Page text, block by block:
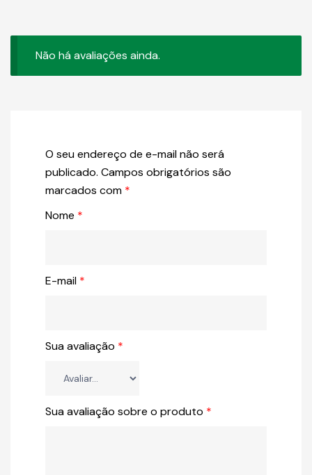
Não há avaliações ainda.
O seu endereço de e-mail não será
publicado. Campos obrigatórios são
marcados com *
Sua avaliação *
Sua avaliação sobre o produto *
Nome *
E-mail *